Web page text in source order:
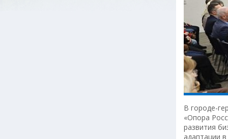
В городе-
«Опора
развития
адаптации